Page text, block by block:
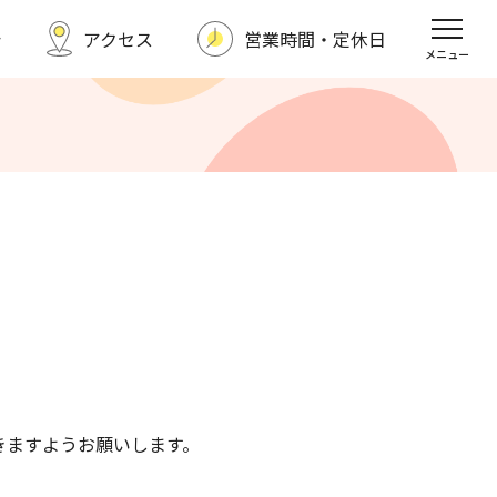
アクセス 営業時間・定休日
メニュー
福野タウンホテル スポーツクラブ
すようお願いします。